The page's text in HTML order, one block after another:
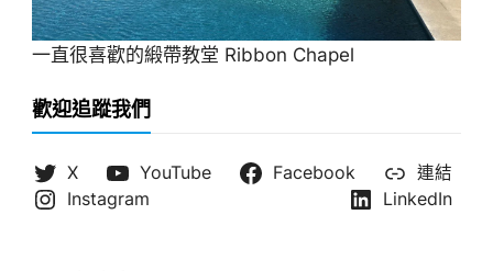
一直很喜歡的緞帶教堂 Ribbon Chapel
歡迎追蹤我們
X YouTube Facebook
連結
Instagram
LinkedIn